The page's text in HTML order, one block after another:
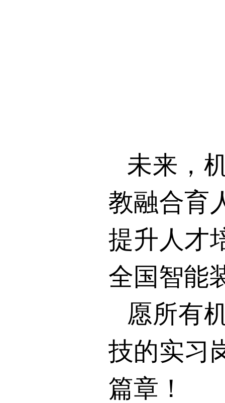
未来，
教融合育
提升人才
全国智能
愿所有
技的实习
篇章！